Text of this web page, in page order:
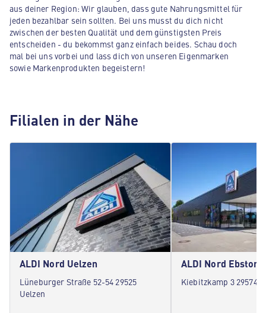
aus deiner Region: Wir glauben, dass gute Nahrungsmittel für
jeden bezahlbar sein sollten. Bei uns musst du dich nicht
zwischen der besten Qualität und dem günstigsten Preis
entscheiden - du bekommst ganz einfach beides. Schau doch
mal bei uns vorbei und lass dich von unseren Eigenmarken
sowie Markenprodukten begeistern!
Filialen in der Nähe
ALDI Nord Uelzen
Lüneburger Straße 52-54 29525
Uelzen
ALDI Nord Ebstorf
Kiebitzkamp 3 29574